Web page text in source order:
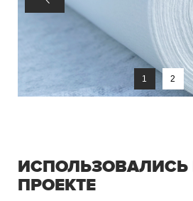
1 2
ПРОЕКТЕ